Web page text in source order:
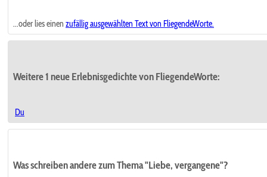
...oder lies einen zufällig ausgewählten Text von FliegendeWorte.
Weitere 1 neue Erlebnisgedichte von FliegendeWorte:
Du
Was schreiben andere zum Thema "Liebe, vergangene"?